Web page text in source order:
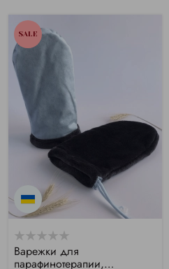
SALE
Варежки для
парафинотерапии,